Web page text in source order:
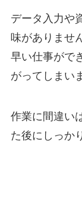
データ入力や
味がありませ
早い仕事がで
がってしまい
作業に間違い
た後にしっか